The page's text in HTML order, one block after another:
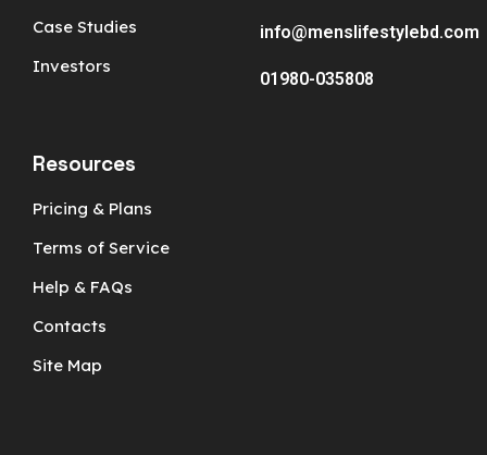
Case Studies
Investors
info@menslifestylebd.com
01980-035808
Resources
Pricing & Plans
Terms of Service
Help & FAQs
Contacts
Site Map